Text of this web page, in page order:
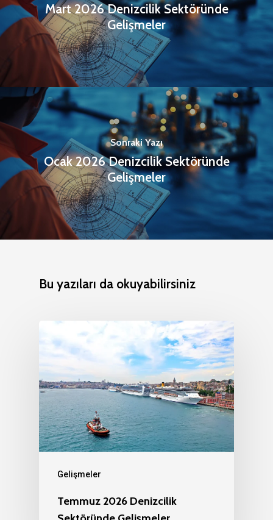
Mart 2026 Denizcilik Sektöründe
Gelişmeler
Sonraki Yazı
Ocak 2026 Denizcilik Sektöründe
Gelişmeler
Bu yazıları da okuyabilirsiniz
Gelişmeler
Temmuz 2026 Denizcilik